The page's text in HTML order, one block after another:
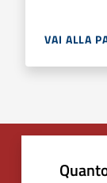
VAI ALLA